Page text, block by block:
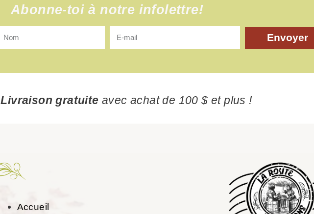
Abonne-toi à notre infolettre!
Envoyer
Livraison gratuite avec achat de 100 $ et plus !
Accueil